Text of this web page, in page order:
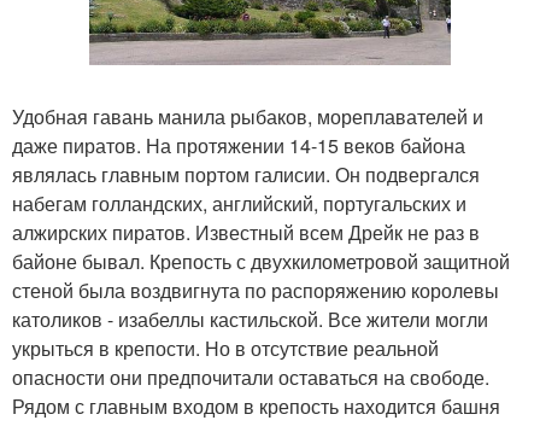
Удобная гавань манила рыбаков, мореплавателей и
даже пиратов. На протяжении 14-15 веков байона
являлась главным портом галисии. Он подвергался
набегам голландских, английский, португальских и
алжирских пиратов. Известный всем Дрейк не раз в
байоне бывал. Крепость с двухкилометровой защитной
стеной была воздвигнута по распоряжению королевы
католиков - изабеллы кастильской. Все жители могли
укрыться в крепости. Но в отсутствие реальной
опасности они предпочитали оставаться на свободе.
Рядом с главным входом в крепость находится башня